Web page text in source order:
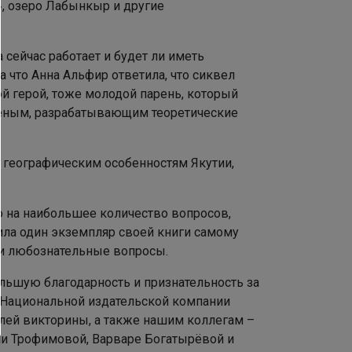
озеро Лабынкыр и другие
работает и будет ли иметь
Анна Альфир ответила, что сиквел
герой, тоже молодой парень, который
разрабатывающим теоретические
особенностям Якутии,
наибольшее количество вопросов,
один экземпляр своей книги самому
любознательные вопросы.
благодарность и признательность за
издательской компании
викторины, а также нашим коллегам –
Варваре Богатырёвой и